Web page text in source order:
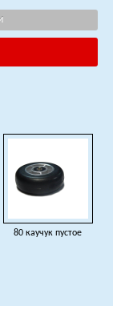
80 каучук пустое